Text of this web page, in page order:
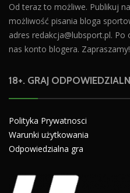
Od teraz to możliwe. Publikuj
możliwość pisania bloga
adres redakcja@lubsport.pl. Po
nas konto blogera. Zapraszamy!
18+. GRAJ
Polityka Prywatnosci
Warunki użytkowania
Odpowiedzialna gra